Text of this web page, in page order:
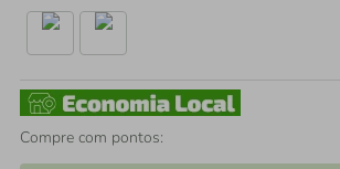
Compre com pontos: